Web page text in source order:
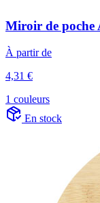
Miroir de poche
À partir de
4,31 €
1 couleurs
En stock